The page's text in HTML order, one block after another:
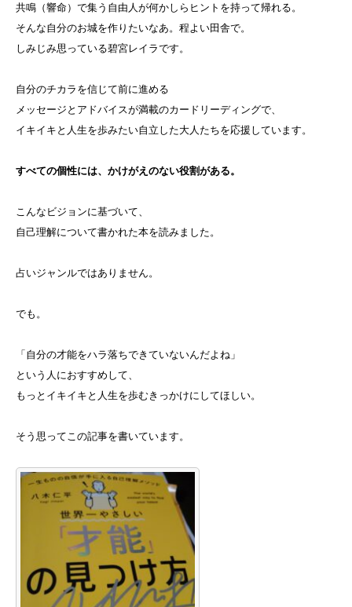
共鳴（響命）で集う自由人が何かしらヒントを持って帰れる。
そんな自分のお城を作りたいなあ。程よい田舎で。
しみじみ思っている碧宮レイラです。
自分のチカラを信じて前に進める
メッセージとアドバイスが満載のカードリーディングで、
イキイキと人生を歩みたい自立した大人たちを応援しています。
すべての個性には、かけがえのない役割がある。
こんなビジョンに基づいて、
自己理解について書かれた本を読みました。
占いジャンルではありません。
でも。
「自分の才能をハラ落ちできていないんだよね」
という人におすすめして、
もっとイキイキと人生を歩むきっかけにしてほしい。
そう思ってこの記事を書いています。